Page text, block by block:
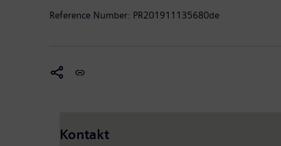
Reference Number: PR201911135680de
Kontakt